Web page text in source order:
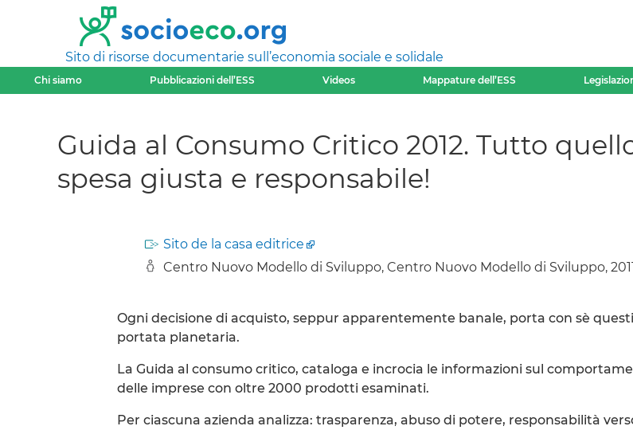
Sito di risorse documentarie sull’economia sociale e solidale
Chi siamo Pubblicazioni dell’ESS Videos Mappature dell’ESS
Guida al Consumo Critico 2012. Tutto
spesa giusta e responsabile!
Sito de la casa editrice
Centro Nuovo Modello di Sviluppo, Centro Nuovo Modello di Sviluppo,
Ogni decisione di acquisto, seppur apparentemente banale, porta con sè
portata planetaria.
La Guida al consumo critico, cataloga e incrocia le informazioni sul
delle imprese con oltre 2000 prodotti esaminati.
Per ciascuna azienda analizza: trasparenza, abuso di potere, responsabilità